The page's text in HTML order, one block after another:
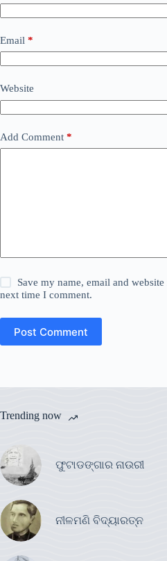
Email *
Website
Add Comment *
Save my name, email and
next time I comment.
Post Comment
Trending now
ଫୁଟାଡଙ୍ଗାର ନାଉରୀ
ନୀଳମଣି ବିଦ୍ୟାରତ୍ନ